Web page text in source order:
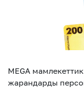
Чалуулар жана
SMS
Кызмат көрсөтүүлөр
MEGA
жарандарды